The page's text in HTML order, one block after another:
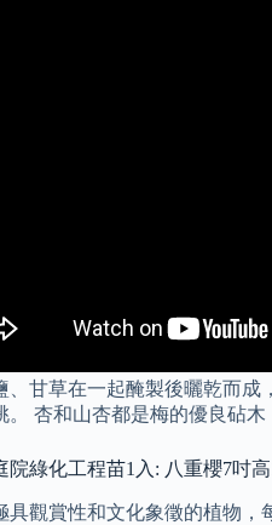
甘草在一起醃製後曬乾而
杏和山杏都是梅的優良砧木
綠化工程苗1入: 八重櫻7吋高
觀賞性和文化象徵的植物